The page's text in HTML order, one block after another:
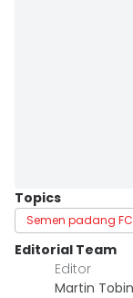
Topics
Semen padang FC
Editorial Team
Editor
Martin